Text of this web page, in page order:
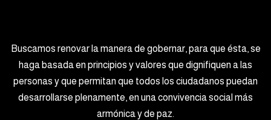
Buscamos renovar la manera de gobernar, para que ésta, se
haga basada en principios y valores que dignifiquen a las
personas y que permitan que todos los ciudadanos puedan
desarrollarse plenamente, en una convivencia social más
armónica y de paz.